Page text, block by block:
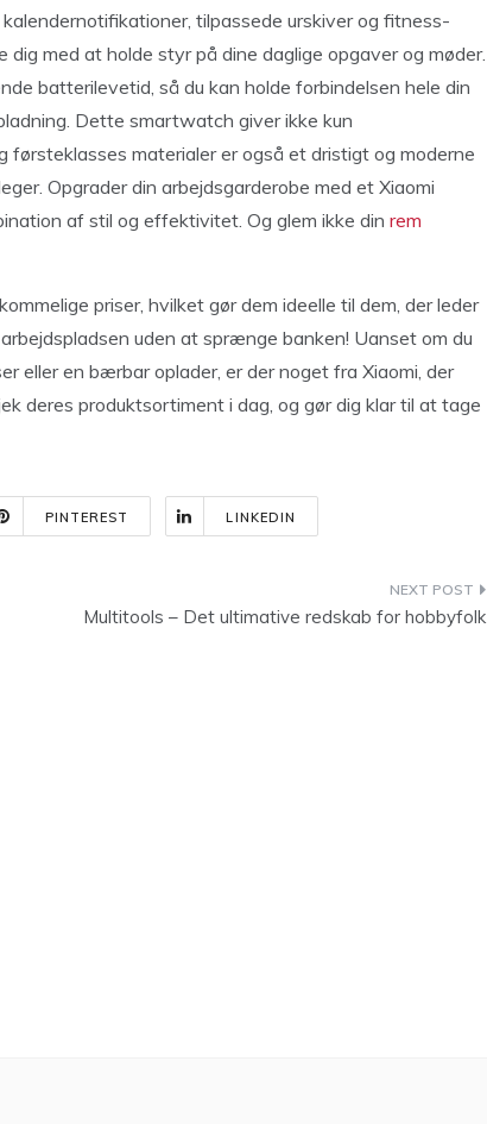
tilpassede urskiver og fitness-
med at holde styr på dine daglige opgaver og møder.
batterilevetid, så du kan holde forbindelsen hele din
Dette smartwatch giver ikke kun
førsteklasses materialer er også et dristigt og moderne
Opgrader din arbejdsgarderobe med et Xiaomi
af stil og effektivitet. Og glem ikke din rem
priser, hvilket gør dem ideelle til dem, der leder
uden at sprænge banken! Uanset om du
eller en bærbar oplader, er der noget fra Xiaomi, der
deres produktsortiment i dag, og gør dig klar til at tage
PINTEREST LINKEDIN
Multitools – Det ultimative redskab for hobbyfolk